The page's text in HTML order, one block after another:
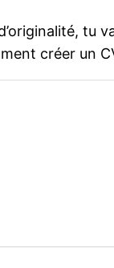
créer un